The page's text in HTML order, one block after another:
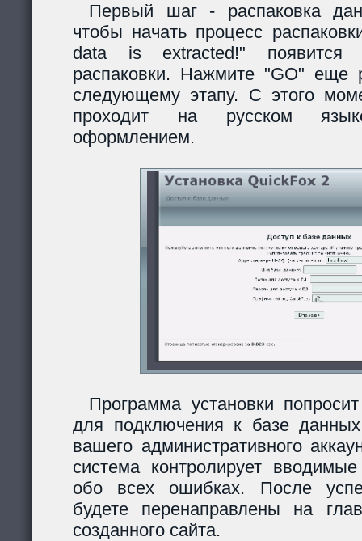
Первый шаг - распаковка
чтобы начать процесс
data is extracted!" появится
распаковки. Нажмите "GO" еще
следующему этапу. С этого
проходит на русском
оформлением.
Программа установки
для подключения к базе
вашего административного
система контролирует
обо всех ошибках. После
будете перенаправлены на
созданного сайта.